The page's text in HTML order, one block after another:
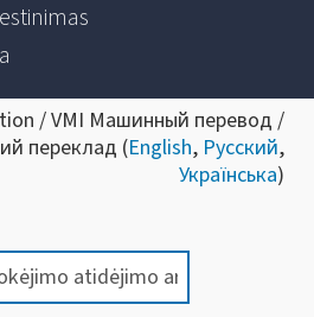
/ VMI Машинный перевод /
переклад (English, Русский,
Українська)